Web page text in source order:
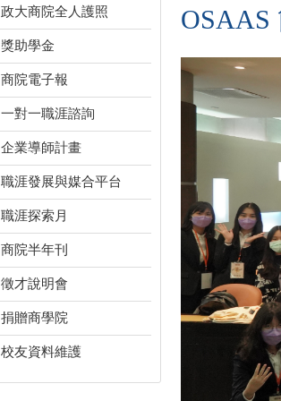
政大商院全人護照
獎助學金
商院電子報
一對一職涯諮詢
企業導師計畫
職涯發展與媒合平台
職涯探索月
商院半年刊
徵才說明會
捐贈商學院
校友資料維護
OSAAS